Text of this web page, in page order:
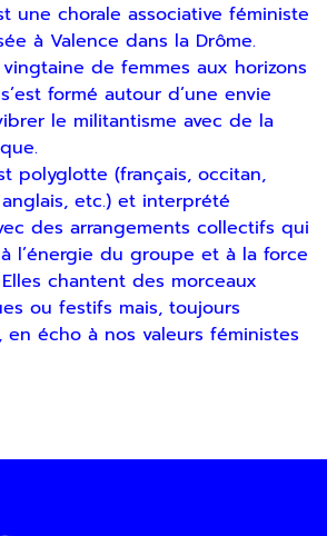
une chorale associative féministe
à Valence dans la Drôme.
de femmes aux horizons
formé autour d’une envie
le militantisme avec de la
polyglotte (français, occitan,
etc.) et interprété
des arrangements collectifs qui
l’énergie du groupe et à la force
chantent des morceaux
ou festifs mais, toujours
écho à nos valeurs féministes